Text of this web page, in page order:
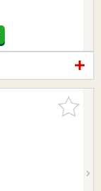
お気に入
りに追加